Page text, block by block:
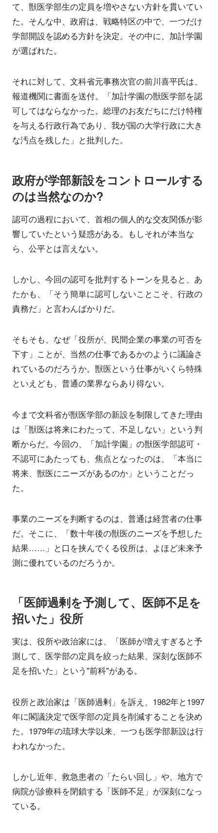
て、獣医学部生の定員を増やさない方針を貫いてい
た。そんな中、政府は、戦略特区の中で、一つだけ
学部開設を認める方針を決定。その中に、加計学園
が選ばれた。
それに対して、文科省元事務次官の前川喜平氏は、
報道機関に書面を送付。「加計学園の獣医学部を認
可してはならなかった。総理のお友だちにだけ特権
を与える行政行為であり、我が国の大学行政に大き
な汚点を残した」と批判した。
政府が学部新設をコントロールする
のは当然なのか?
認可の過程において、首相の個人的な交友関係が影
響していたという疑惑がある。もしそれが本当な
ら、公平とは言えない。
しかし、今回の認可を批判するトーンを見ると、あ
たかも、「そう簡単に認可しないことこそ、行政の
責務だ」と言わんばかりだ。
そもそも、なぜ「役所が、民間企業の事業の可否を
下す」ことが、当然の仕事であるかのように議論さ
れているのだろうか。獣医という仕事がいくら特殊
といえども、普通の業界ならあり得ない。
今まで文科省が獣医学部の新設を制限してきた理由
は「獣医は将来にわたって、不足しない」という判
断からだ。今回の、「加計学園」の獣医学部認可・
不認可にあたっても、焦点となったのは、「本当に
将来、獣医にニーズがあるのか」ということだっ
た。
事業のニーズを判断するのは、普通は経営者の仕事
だ。そこに、「数十年後の獣医のニーズを予想した
結果……」と口を挟んでくる役所は、よほど未来予
測に優れているのだろうか。
「医師過剰を予測して、医師不足を
招いた」役所
実は、役所や政治家には、「医師が増えすぎると予
測して、医学部の定員を絞った結果、深刻な医師不
足を招いた」という"前科"がある。
役所と政治家は「医師過剰」を訴え、1982年と1997
年に閣議決定で医学部の定員を削減することを決め
た。1979年の琉球大学以来、一つも医学部新設は行
われなかった。
しかし近年、救急患者の「たらい回し」や、地方で
病院が診療科を閉鎖する「医師不足」が深刻になっ
ている。